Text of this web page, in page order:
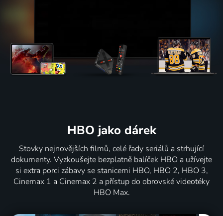
HBO jako dárek
Stovky nejnovějších filmů, celé řady seriálů a strhující
dokumenty. Vyzkoušejte bezplatně balíček HBO a užívejte
si extra porci zábavy se stanicemi HBO, HBO 2, HBO 3,
Cinemax 1 a Cinemax 2 a přístup do obrovské videotéky
HBO Max.